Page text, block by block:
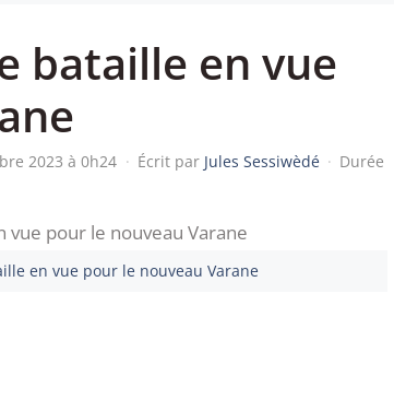
bataille en vue
2023 à 0h24 · Écrit par Jules Sessiwèdé · Durée
en vue pour le nouveau Varane